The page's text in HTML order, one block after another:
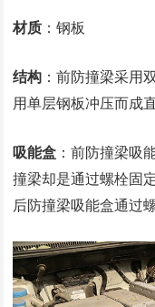
材质 ：钢板
结构 ：前防撞梁采用
用单层钢板冲压而成
吸能盒 ：前防撞梁吸
撞梁却是通过螺栓固
后防撞梁吸能盒通过